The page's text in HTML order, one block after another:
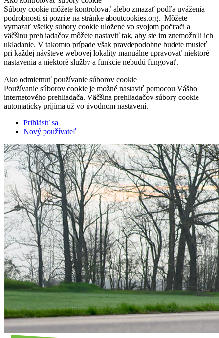
Súbory cookie môžete kontrolovať alebo zmazať podľa uváženia –
podrobnosti si pozrite na stránke aboutcookies.org. Môžete
vymazať všetky súbory cookie uložené vo svojom počítači a
väčšinu prehliadačov môžete nastaviť tak, aby ste im znemožnili ich
ukladanie. V takomto prípade však pravdepodobne budete musieť
pri každej návšteve webovej lokality manuálne upravovať niektoré
nastavenia a niektoré služby a funkcie nebudú fungovať.
Ako odmietnuť používanie súborov cookie
Používanie súborov cookie je možné nastaviť pomocou Vášho
internetového prehliadača. Väčšina prehliadačov súbory cookie
automaticky prijíma už vo úvodnom nastavení.
Prihlásiť sa
Nový používateľ